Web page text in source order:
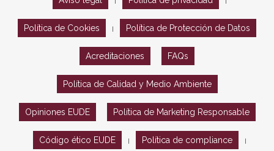
Política de Cookies Política de Protección de Datos
Acreditaciones FAQs
Política de Calidad y Medio Ambiente
Opiniones EUDE Política de Marketing Responsable
Código ético EUDE Política de compliance